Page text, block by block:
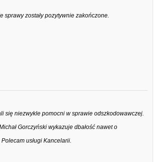
sprawy zostały pozytywnie zakończone.
się niezwykle pomocni w sprawie odszkodowawczej.
Gorczyński wykazuje dbałość nawet o
usługi Kancelarii.